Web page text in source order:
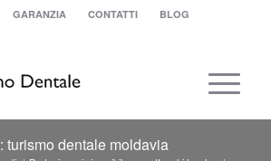
GARANZIA CONTATTI BLOG
turismo dentale moldavia